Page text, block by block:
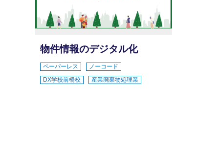
物件情報のデジタル化
ペーパーレス
ノーコード
DX学校前橋校
産業廃棄物処理業